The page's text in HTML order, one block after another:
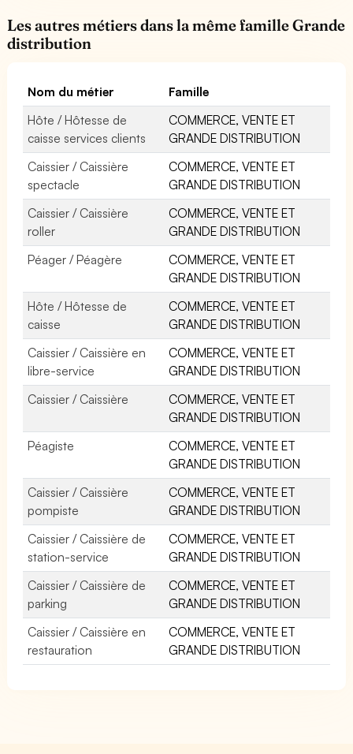
Les autres métiers dans la même famille Grande
distribution
Nom du métier
Famille
Hôte / Hôtesse de
caisse services clients
COMMERCE, VENTE ET
GRANDE DISTRIBUTION
Caissier / Caissière
spectacle
COMMERCE, VENTE ET
GRANDE DISTRIBUTION
Caissier / Caissière
roller
COMMERCE, VENTE ET
GRANDE DISTRIBUTION
Péager / Péagère
COMMERCE, VENTE ET
GRANDE DISTRIBUTION
Hôte / Hôtesse de
caisse
COMMERCE, VENTE ET
GRANDE DISTRIBUTION
Caissier / Caissière en
libre-service
COMMERCE, VENTE ET
GRANDE DISTRIBUTION
Caissier / Caissière
COMMERCE, VENTE ET
GRANDE DISTRIBUTION
Péagiste
COMMERCE, VENTE ET
GRANDE DISTRIBUTION
Caissier / Caissière
pompiste
COMMERCE, VENTE ET
GRANDE DISTRIBUTION
Caissier / Caissière de
station-service
COMMERCE, VENTE ET
GRANDE DISTRIBUTION
Caissier / Caissière de
parking
COMMERCE, VENTE ET
GRANDE DISTRIBUTION
Caissier / Caissière en
restauration
COMMERCE, VENTE ET
GRANDE DISTRIBUTION